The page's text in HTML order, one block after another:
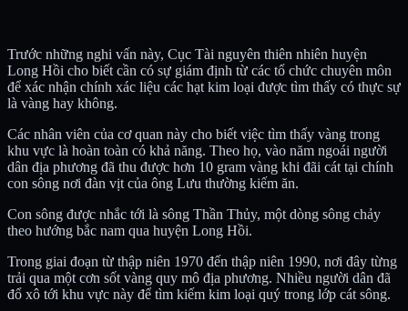
Trước những nghi vấn này, Cục Tài nguyên thiên nhiên huyện
Long Hồi cho biết cần có sự giám định từ các tổ chức chuyên môn
để xác nhận chính xác liệu các hạt kim loại được tìm thấy có thực sự
là vàng hay không.
Các nhân viên của cơ quan này cho biết việc tìm thấy vàng trong
khu vực là hoàn toàn có khả năng. Theo họ, vào năm ngoái người
dân địa phương đã thu được hơn 10 gram vàng khi đãi cát tại chính
con sông nơi đàn vịt của ông Lưu thường kiếm ăn.
Con sông được nhắc tới là sông Thần Thủy, một dòng sông chảy
theo hướng bắc nam qua huyện Long Hồi.
Trong giai đoạn từ thập niên 1970 đến thập niên 1990, nơi đây từng
trải qua một cơn sốt vàng quy mô địa phương. Nhiều người dân đã
đổ xô tới khu vực này để tìm kiếm kim loại quý trong lớp cát sông.